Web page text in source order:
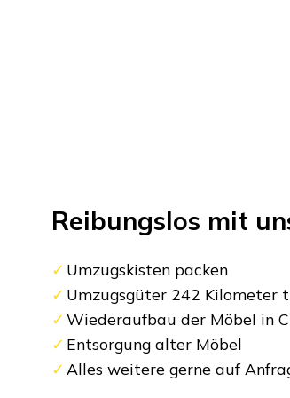
Reibungslos mit
Umzugskisten packen
Umzugsgüter 242 Kilometer
Wiederaufbau der Möbel in
Entsorgung alter Möbel
Alles weitere gerne auf